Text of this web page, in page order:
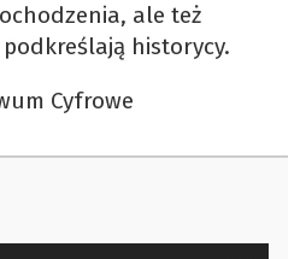
ale też
historycy.
Cyfrowe